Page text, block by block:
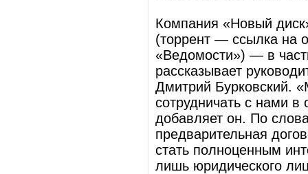
Компания «Новый
(торрент — ссылка
«Ведомости») — в
рассказывает
Дмитрий Бурковский.
сотрудничать с нами
добавляет он. По
предварительная
стать полноценным
лишь юридического